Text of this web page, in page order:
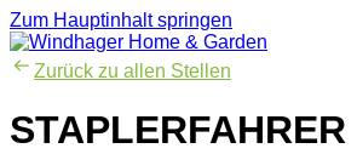
Zum Hauptinhalt springen
Zurück zu allen Stellen